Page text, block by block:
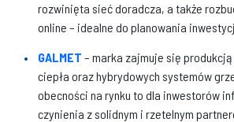
rozwinięta sieć doradcza, a także
online – idealne do planowania
GALMET – marka zajmuje się
ciepła oraz hybrydowych systemów
obecności na rynku to dla inwestorów
czynienia z solidnym i rzetelnym